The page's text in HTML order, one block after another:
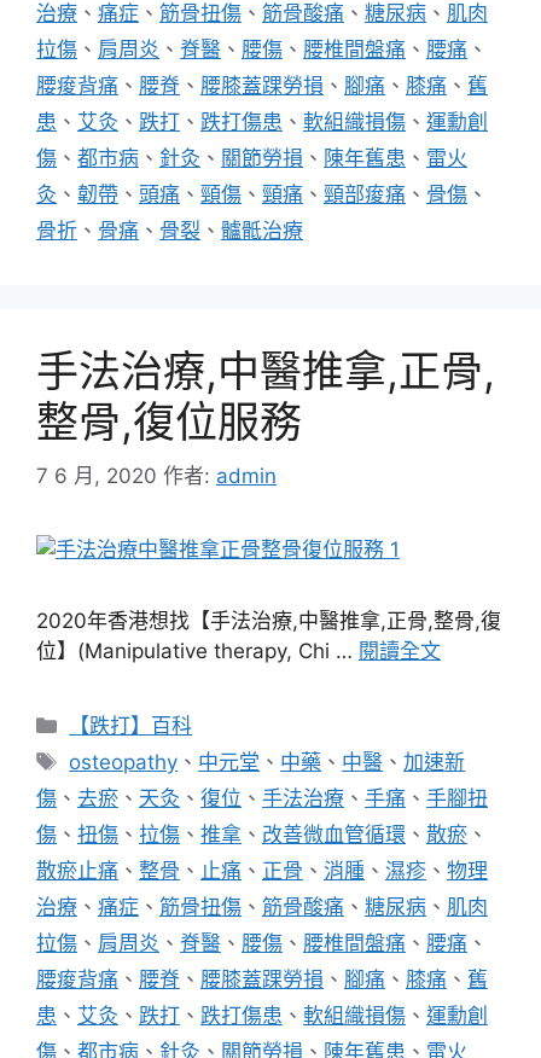
治療 、 痛症 、 筋骨扭傷 、 筋骨酸痛 、 糖尿病 、 肌肉
拉傷 、 肩周炎 、 脊醫 、 腰傷 、 腰椎間盤痛 、 腰痛 、
腰痠背痛 、 腰脊 、 腰膝蓋踝勞損 、 腳痛 、 膝痛 、 舊
患 、 艾灸 、 跌打 、 跌打傷患 、 軟組織損傷 、 運勳創
傷 、 都市病 、 針灸 、 關節勞損 、 陳年舊患 、 雷火
灸 、 韌帶 、 頭痛 、 頸傷 、 頸痛 、 頸部痠痛 、 骨傷 、
骨折 、 骨痛 、 骨裂 、 髗骶治療
手法治療,中醫推拿,正骨,
整骨,復位服務
7 6 月, 2020 作者: admin
2020年香港想找【手法治療,中醫推拿,正骨,整骨,復
位】(Manipulative therapy, Chi … 閱讀全文
分
【跌打】百科
標
籤
osteopathy 、 中元堂 、 中藥 、 中醫 、加速新
傷 、 去瘀 、 天灸 、 復位 、 手法治療 、 手痛 、 手腳扭
傷 、 扭傷 、 拉傷 、 推拿 、 改善微血管循環 、 散瘀 、
散瘀止痛 、 整骨 、 止痛 、 正骨 、 消腫 、 濕疹 、 物理
治療 、 痛症 、 筋骨扭傷 、 筋骨酸痛 、 糖尿病 、 肌肉
拉傷 、 肩周炎 、 脊醫 、 腰傷 、 腰椎間盤痛 、 腰痛 、
腰痠背痛 、 腰脊 、 腰膝蓋踝勞損 、 腳痛 、 膝痛 、 舊
患 、 艾灸 、 跌打 、 跌打傷患 、 軟組織損傷 、 運勳創
傷 、 都市病 、 針灸 、 關節勞損 、 陳年舊患 、 雷火